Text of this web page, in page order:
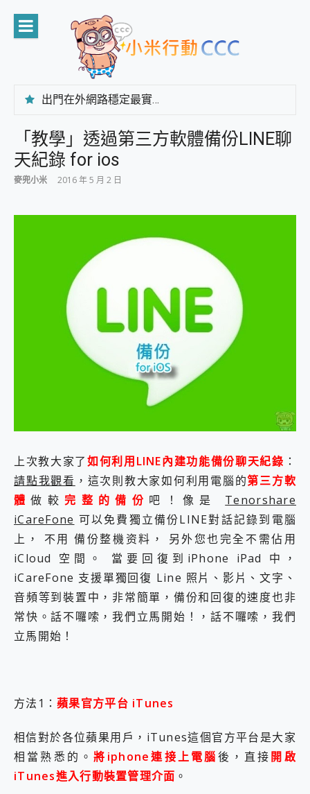
content
出門在外網路穩定最實在 「台灣大哥大」榮獲 4G/5G 在線率全球 NO.3 全台第一與全台六冠王實測心得，走到哪順到哪！
CP 值天花板~ Bongcom BS5 足球君開箱~ 短焦投影機 3千元就能擁有！ 折扣碼在這～
專為 PC上的 XBOX和掌機設計的 FireCuda X1070 SSD 固態硬碟開箱 評測
超驚艷 讓人一眼就愛上 LENOVO 聯想 Yoga Book 9 14吋 AI輕薄筆電 開箱 評測
小朋友才做選擇 投影機 RGB藍牙音響 氛圍情境燈 我通通都要！ Starfish 2 幻彩膠囊投影機｜結合「 智慧投影 & 煥彩流動 」的沈浸式生活新體驗
外型超吸晴~ 給您絕佳操控體驗 GravaStar Mercury K1 系列 異星機械鍵盤與 Mercury X 系列 輕量無線電競滑鼠 開箱 評測
開箱~變身「蜘蛛人」椅子軍師！MSI MPG 491CQP QD-OLED 超寬曲面電競螢幕，多工辦公、爽度滿滿的終極桌面體驗
iPhone 17 系列 有認證的防護來囉！ imos 首家導入 UL MCV 行銷宣告驗證的手機配件品牌
DJI Osmo Pocket 3 爽爽帶回家 歡慶 EaseUS 21 週年到來，「Slogan 海報徵稿活動」好康大放送
小巧好吸不擋鏡頭 有Qi2認證的 ONPRO MagReact MXs2 5000mAh薄型磁吸無線急速行動電源 開箱 評測
寶可夢飛人外掛iToolab AnyGo全新升級，GO Fest 五折優惠嗨翻天！支援 iOS/Android！
超好用的 PLAUD NotePin AI 智慧錄音膠囊~ 您的AI 秘書已上線 每月免費送你 300分鐘轉寫
自帶線的 有線無線都能充 ONPRO MagReact M5 10000mAh 5合1 磁吸無線急速行動電源 開箱 評測
飛利浦 JS7310 ⚡【電急便｜行動儲能救車電源】 可靠的旅行夥伴！帶給您優異的安全性與強大供電效能
是螢幕也是電視! 一機超多用途「MSI微星 Modern MD272UPSW 27型」 4K IPS 輕薄商用智慧聯網螢幕 開箱 評測
您的專屬AI 助手 Yoga Slim 7 Aura Edition 觸控AI筆電 開箱 評測
realme 14 Pro 超硬軍規、冰感變色實測，realme 14 5G 遊戲戰鬥值爆表，效能x娛樂全都要！
iPhone、Apple Watch、AirPods耳機 三個設備充電一起搞定 ONPRO MagReact™ M3 3 in 1可攜摺疊無線充電器 開箱 評測
動靜皆宜「HUAWEI FreeArc」開放式耳掛耳機，無感配戴! 超穩超服貼，音質、通話也很優質
好玩好拍 vivo V50 ~ 口袋裡的 Zeiss 潮流攝影棚!
給 MSI Claw 系列電競掌機 最完美的家 MSI Nest Docking Station 掌機專屬擴充底座 開箱 評測
B&O 精品級音響! Home+ 中嘉寬頻 SoundBox 劇院串流盒 開箱 評測
97.3% 恢復率，資料救援就是這麼簡單 EaseUS Data Recovery Wizard Free 18.0.0 業界最好的資料救援軟體
全新 SONY Xperia 1 VI 開箱! 相機實測! 長焦覆蓋更遠更清晰、2日長續航、頂尖影音娛樂效能~
Xiaomi 14 Ultra 開箱 評測~ 有深度的 Leica 影像旗艦手機! 加碼小旗艦 Xiaomi 14 開箱 評測
vivo TWS 3e 真無線藍牙耳機智慧降噪升級、音質明亮溫潤，並支援雙設備連接~
MSI Claw 掌機專屬配件包 來囉 完美保護 MSI Claw A1M-026TW 電競掌機
「教學」透過第三方軟體備份LINE聊
天紀錄 for ios
麥兜小米 2016 年 5 月 2 日
上次教大家了如何利用LINE內建功能備份聊天紀錄 ：
請點我觀看 ，這次則教大家如何利用電腦的第三方軟
體做較完整的備份 吧！像是 Tenorshare
iCareFone 可以免費獨立備份LINE對話記錄到電腦
上， 不用 備份整機资料， 另外您也完全不需佔用
iCloud 空間。 當要回復到iPhone iPad 中，
iCareFone 支援單獨回復 Line 照片、影片、文字、
音頻等到裝置中，非常簡單，備份和回復的速度也非
常快。話不囉嗦，我們立馬開始！，話不囉嗦，我們
立馬開始！
方法1：蘋果官方平台 iTunes
相信對於各位蘋果用戶，iTunes這個官方平台是大家
相當熟悉的。將iphone連接上電腦後，直接開啟
iTunes進入行動裝置管理介面 。